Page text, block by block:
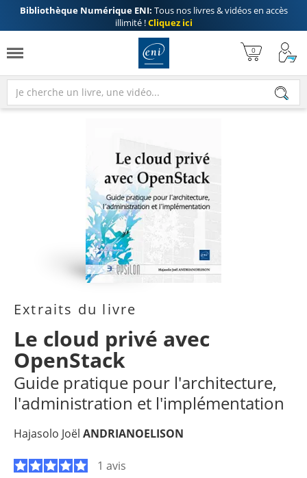
Bibliothèque Numérique ENI: Tous nos livres & vidéos en accès
illimité !Cliquez ici
Extraits du livre
Le cloud privé avec
OpenStack
Guide pratique pour l'architecture,
l'administration et l'implémentation
Hajasolo Joël ANDRIANOELISON
1 avis